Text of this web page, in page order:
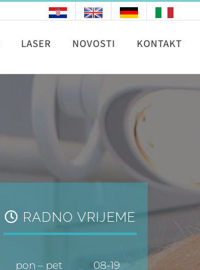
LASER NOVOSTI KONTAKT
RADNO VRIJEME
pon – pet 08-19